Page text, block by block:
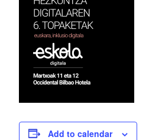
Add to calendar